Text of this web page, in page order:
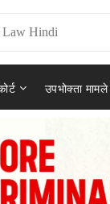
उपभोक्ता मामले